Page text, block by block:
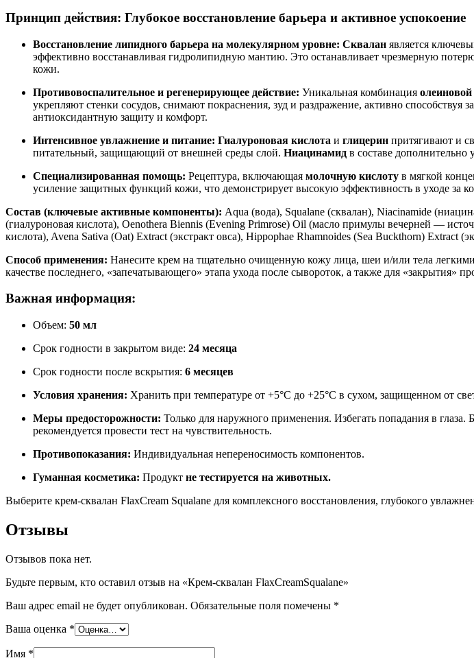
Принцип действия: Глубокое восстановление барьера и активное успокоение
Восстановление липидного барьера на молекулярном уровне: Сквалан является
эффективно восстанавливая гидролипидную мантию. Это останавливает чрезмерную
кожи.
Противовоспалительное и регенерирующее действие: Уникальная комбинация олеиновой
укрепляют стенки сосудов, снимают покраснения, зуд и раздражение, активно способствуя
антиоксидантную защиту и комфорт.
Интенсивное увлажнение и питание: Гиалуроновая кислота и глицерин притягивают и
питательный, защищающий от внешней среды слой. Ниацинамид в составе дополнительно
Специализированная помощь: Рецептура, включающая молочную кислоту в мягкой
усиление защитных функций кожи, что демонстрирует высокую эффективность в уходе за
Состав (ключевые активные компоненты): Aqua (вода), Squalane (сквалан), Niacinamide
(гиалуроновая кислота), Oenothera Biennis (Evening Primrose) Oil (масло примулы вечерней —
кислота), Avena Sativa (Oat) Extract (экстракт овса), Hippophae Rhamnoides (Sea Buckthorn) Extract
Способ применения: Нанесите крем на тщательно очищенную кожу лица, шеи и/или тела
качестве последнего, «запечатывающего» этапа ухода после сывороток, а также для «закрытия»
Важная информация:
Объем: 50 мл
Срок годности в закрытом виде: 24 месяца
Срок годности после вскрытия: 6 месяцев
Условия хранения: Хранить при температуре от +5°С до +25°С в сухом, защищенном от
Меры предосторожности: Только для наружного применения. Избегать попадания в
рекомендуется провести тест на чувствительность.
Противопоказания: Индивидуальная непереносимость компонентов.
Гуманная косметика: Продукт не тестируется на животных.
Выберите крем-сквалан FlaxCream Squalane для комплексного восстановления, глубокого
Отзывы
Отзывов пока нет.
Будьте первым, кто оставил отзыв на «Крем-сквалан FlaxCreamSqualane»
Ваш адрес email не будет опубликован. Обязательные поля помечены *
Ваша оценка *
Имя *